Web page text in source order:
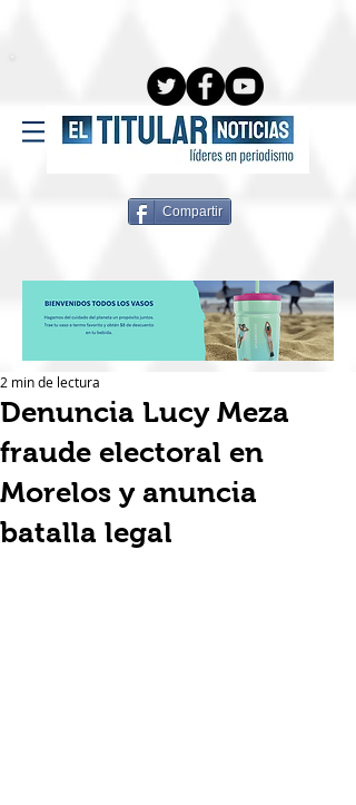
Compartir
Denuncia Lucy Meza
fraude electoral en
Morelos y anuncia
batalla legal
2 min de lectura